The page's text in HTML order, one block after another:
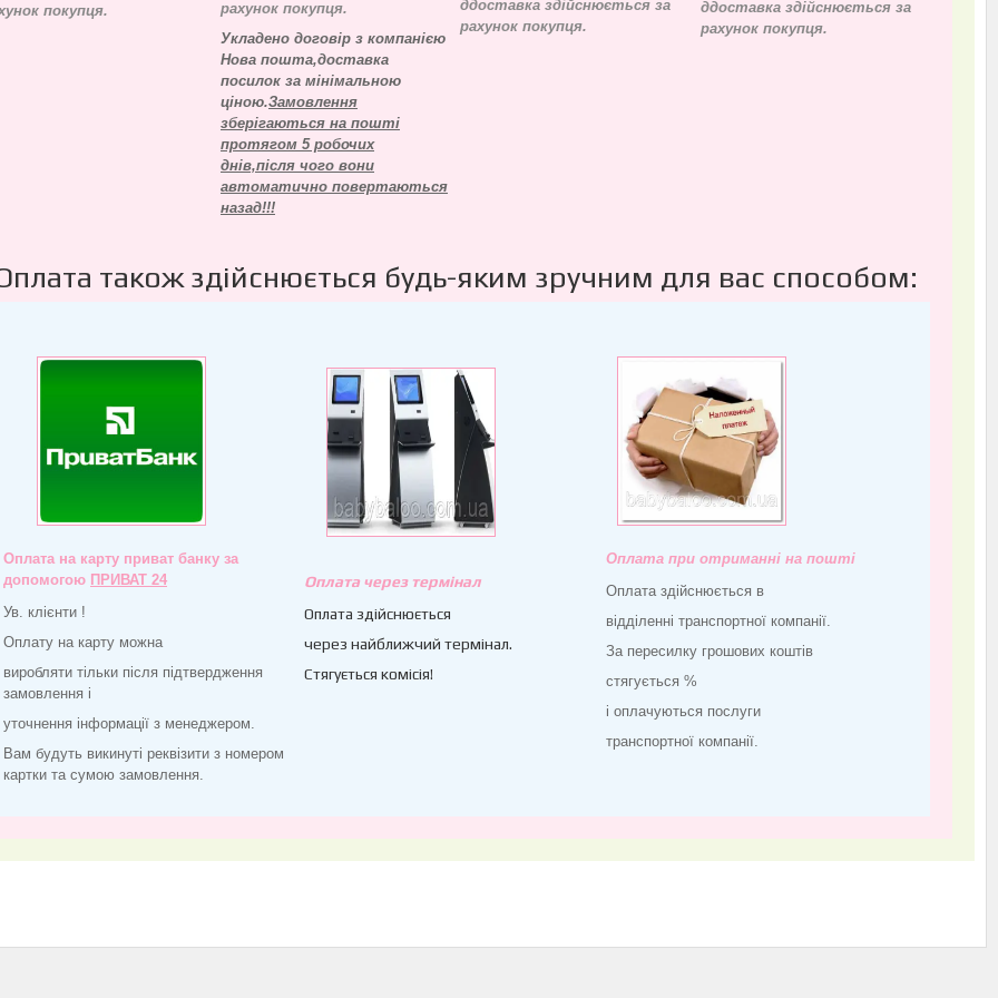
покупця.
рахунок покупця.
Укладено договір з компанією
Нова пошта,доставка
посилок за мінімальною
ціною.Замовлення
зберігаються на пошті
протягом 5 робочих
днів,після чого вони
автоматично повертаються
назад!!!
ддоставка здійснюється за
рахунок покупця.
ддоставка здійснюється за
рахунок покупця.
також здійснюється будь-яким зручним для вас способом:
Оплата на карту приват банку за
допомогою ПРИВАТ 24
Ув. клієнти !
Оплату на карту можна
виробляти тільки після підтвердження
замовлення і
уточнення інформації з менеджером.
Вам будуть викинуті реквізити з номером
картки та сумою замовлення.
Оплата через термінал
Оплата здійснюється
через найближчий термінал.
Стягується комісія!
Оплата при отриманні на пошті
Оплата здійснюється в
відділенні транспортної компанії.
За пересилку грошових коштів
стягується %
і оплачуються послуги
транспортної компанії.